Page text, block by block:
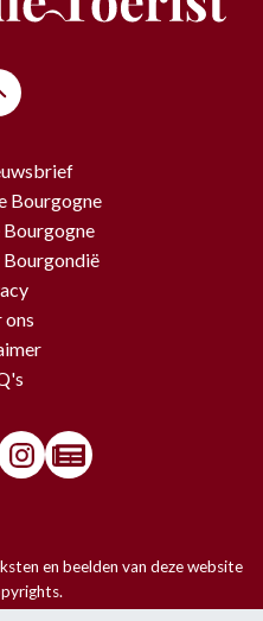
Bourgogne
Bourgogne
ons
en beelden van deze website